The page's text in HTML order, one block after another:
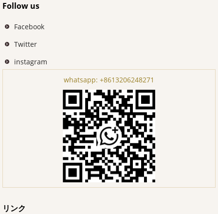
Follow us
Facebook
Twitter
instagram
whatsapp: +8613206248271
リンク